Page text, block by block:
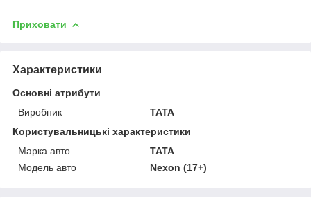
Приховати
Характеристики
Основні атрибути
Виробник
TATA
Користувальницькі характеристики
Марка авто
TATA
Модель авто
Nexon (17+)